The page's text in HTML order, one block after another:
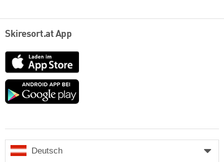
Skiresort.at App
App
Store
Google
Deutsch